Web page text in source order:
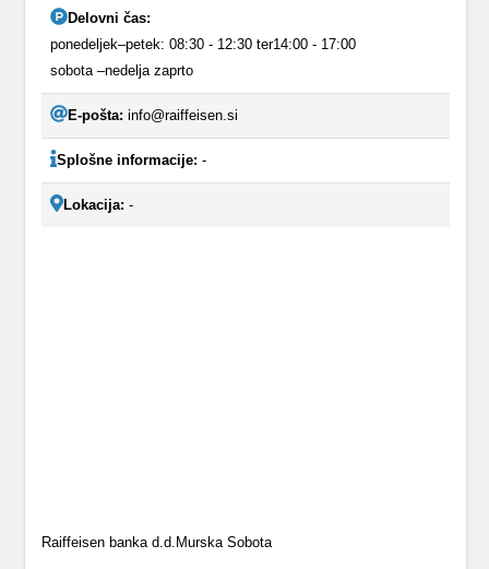
Delovni čas:
ponedeljek–petek: 08:30 - 12:30 ter14:00 - 17:00
sobota –nedelja zaprto
E-pošta: info@raiffeisen.si
Splošne informacije: -
Lokacija: -
Raiffeisen banka d.d.Murska Sobota